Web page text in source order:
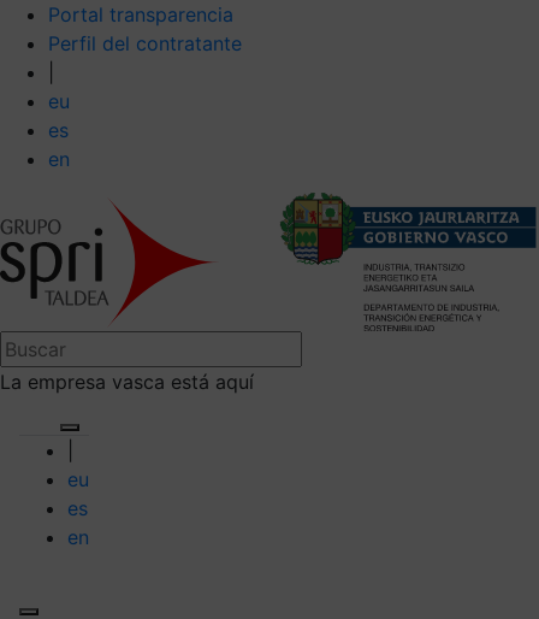
Portal transparencia
Perfil del contratante
eu
es
en
La empresa vasca está aquí
eu
es
en